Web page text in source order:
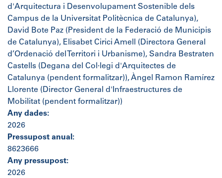
d'Arquitectura i Desenvolupament Sostenible dels
Campus de la Universitat Politècnica de Catalunya),
David Bote Paz (President de la Federació de Municipis
de Catalunya), Elisabet Cirici Amell (Directora General
d’Ordenació del Territori i Urbanisme), Sandra Bestraten
Castells (Degana del Col·legi d'Arquitectes de
Catalunya (pendent formalitzar)), Àngel Ramon Ramírez
Llorente (Director General d'Infraestructures de
Mobilitat (pendent formalitzar))
Any dades:
2026
Pressupost anual:
8623666
Any pressupost:
2026